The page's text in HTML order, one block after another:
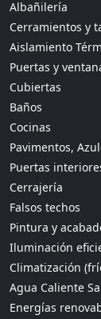
Albañilería
Cerramientos y
Aislamiento
Puertas y
Cubiertas
Baños
Cocinas
Pavimentos,
Puertas
Cerrajería
Falsos techos
Pintura y
Iluminación
Climatización
Agua Caliente
Energías